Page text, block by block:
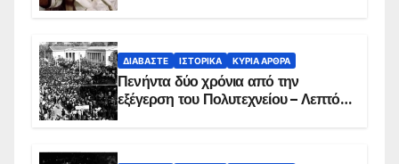
ΔΙΑΒΆΣΤΕ ΙΣΤΟΡΙΚΆ ΚΥΡΙΑ ΑΡΘΡΑ
Πενήντα δύο χρόνια από την
εξέγερση του Πολυτεχνείου – Λεπτό